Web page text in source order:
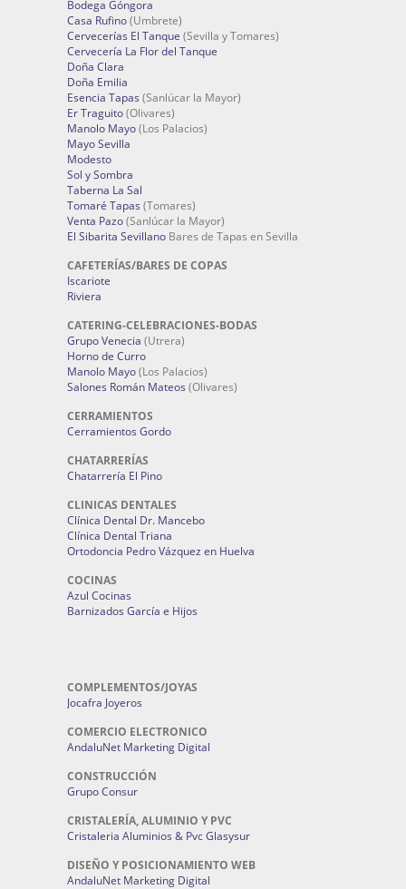
Bodega Góngora
Casa Rufino(Umbrete)
Cervecerías El Tanque (Sevilla y Tomares)
Cervecería La Flor del Tanque
Doña Clara
Doña Emilia
Esencia Tapas (Sanlúcar la Mayor)
Er Traguito(Olivares)
Manolo Mayo(Los Palacios)
Mayo Sevilla
Modesto
Sol y Sombra
Taberna La Sal
Tomaré Tapas (Tomares)
Venta Pazo(Sanlúcar la Mayor)
El Sibarita Sevillano Bares de Tapas en Sevilla
CAFETERÍAS/BARES DE COPAS
Iscariote
Riviera
CATERING-CELEBRACIONES-BODAS
Grupo Venecia (Utrera)
Horno de Curro
Manolo Mayo(Los Palacios)
Salones Román Mateos (Olivares)
CERRAMIENTOS
Cerramientos Gordo
CHATARRERÍAS
Chatarrería El Pino
CLINICAS DENTALES
Clínica Dental Dr. Mancebo
Clínica Dental Triana
Ortodoncia Pedro Vázquez en Huelva
COCINAS
Azul Cocinas
Barnizados García e Hijos
COMPLEMENTOS/JOYAS
Jocafra Joyeros
COMERCIO ELECTRONICO
AndaluNet Marketing Digital
CONSTRUCCIÓN
Grupo Consur
CRISTALERÍA, ALUMINIO Y PVC
Cristaleria Aluminios & Pvc Glasysur
DISEÑO Y POSICIONAMIENTO WEB
AndaluNet Marketing Digital